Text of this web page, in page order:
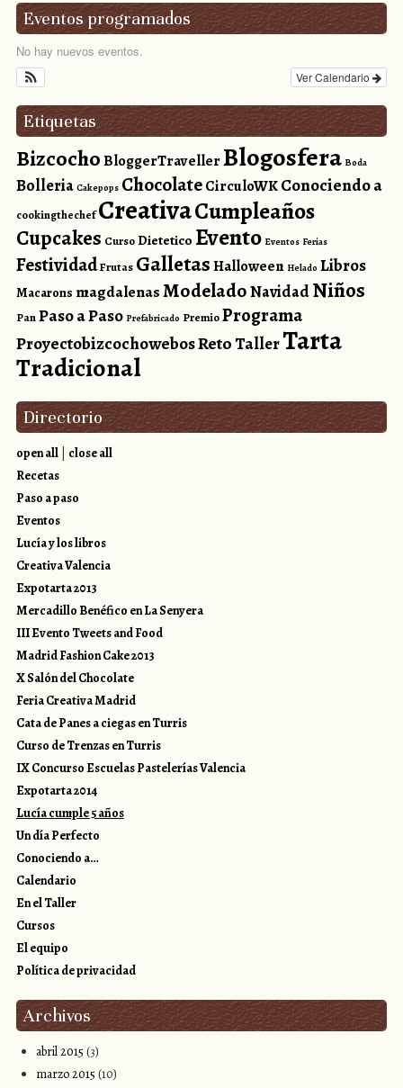
Eventos programados
No hay nuevos eventos.
Ver Calendario
Etiquetas
BizcochoBloggerTravellerBlogosfera Boda
Bolleria Cakepops ChocolateCirculoWKConociendo a
cookingthechef CreativaCumpleaños
Cupcakes CursoDietetico Evento Eventos Ferias
FestividadFrutas GalletasHalloween Helado Libros
Macarons magdalenasModeladoNavidadNiños
PanPaso a Paso Prefabricado PremioPrograma
ProyectobizcochowebosReto TallerTarta
Tradicional
Directorio
open all| close all
Recetas
Paso a paso
Eventos
Lucía y los libros
Creativa Valencia
Expotarta 2013
Mercadillo Benéfico en La Senyera
III Evento Tweets and Food
Madrid Fashion Cake 2013
X Salón del Chocolate
Feria Creativa Madrid
Cata de Panes a ciegas en Turris
Curso de Trenzas en Turris
IX Concurso Escuelas Pastelerías Valencia
Expotarta 2014
Lucía cumple 5 años
Un día Perfecto
Conociendo a…
Calendario
En el Taller
Cursos
El equipo
Política de privacidad
Archivos
abril 2015 (3)
marzo 2015 (10)